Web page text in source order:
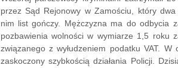
przez Sąd Rejonowy w Zamościu, który
nim list gończy. Mężczyzna ma do odbycia
pozbawienia wolności w wymiarze 1,5 roku
związanego z wyłudzeniem podatku VAT. W
zaskoczony szybkością działania Policji.